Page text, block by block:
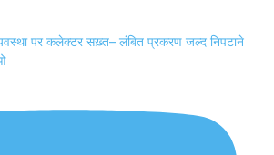
पर कलेक्टर सख़्त– लंबित प्रकरण जल्द निपटाने